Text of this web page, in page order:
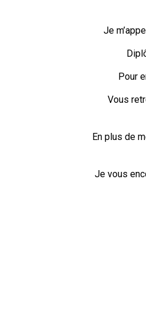
Je
Pour
Vous
En plus de
Je vous